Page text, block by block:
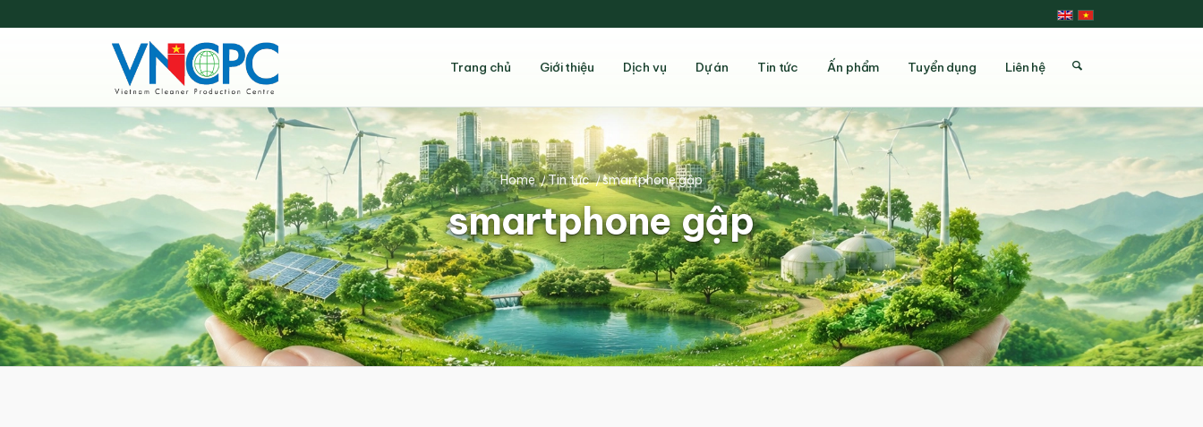
Trang chủ Giới thiệu Dịch vụ Dự án Tin tức Ấn phẩm Tuyển dụng Liên hệ
smartphone gập
Home /Tin tức /smartphone gập